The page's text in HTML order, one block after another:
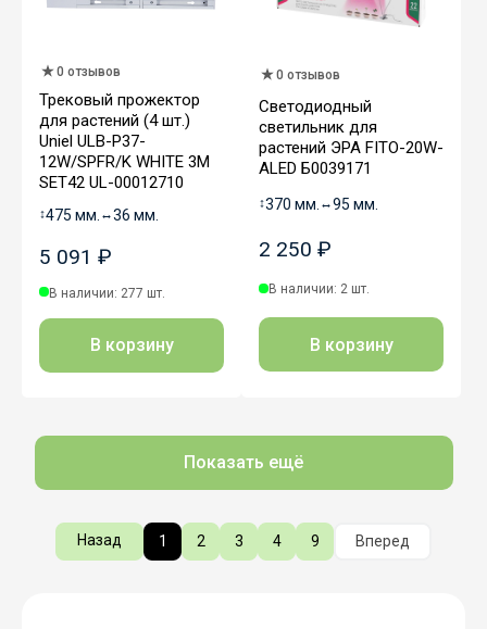
0 отзывов
Трековый прожектор
для растений (4 шт.)
Uniel ULB-P37-
12W/SPFR/K WHITE 3М
SET42 UL-00012710
↕475 мм. ↔36 мм.
5 091 ₽
В наличии: 277 шт.
В корзину
0 отзывов
Светодиодный
светильник для
растений ЭРА FITO-20W-
АLED Б0039171
↕370 мм. ↔95 мм.
2 250 ₽
В наличии: 2 шт.
В корзину
Показать ещё
Назад 1 2 3 4 9 Вперед